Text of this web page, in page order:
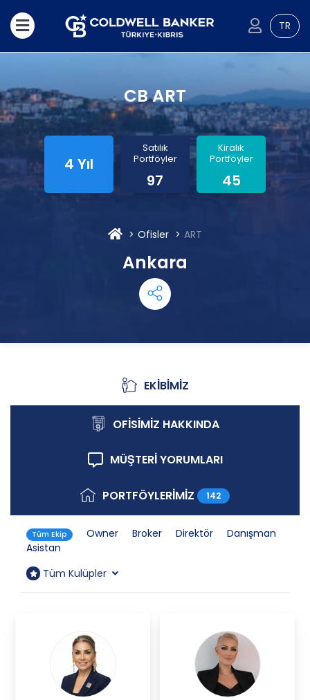
TR
CB ART
4 Yıl
Satılık
Portföyler
97
Kiralık
Portföyler
45
Ofisler ART
Ankara
Ekibimiz
EKİBİMİZ
Ofisimiz Hakkında
OFİSİMİZ HAKKINDA
Müşteri Yorumları
MÜŞTERİ YORUMLARI
Portföylerimiz
PORTFÖYLERİMİZ 142
Tüm Ekip Owner Broker Direktör
Danışman
Asistan
Tüm Kulüpler